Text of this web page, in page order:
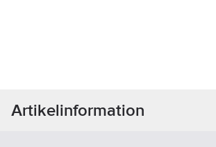
Artikelinformation